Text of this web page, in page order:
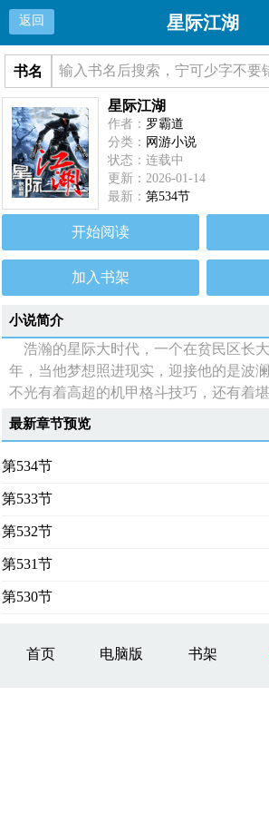
返回 星际江湖
书名
星际江湖
作者： 罗霸道
分类： 网游小说
状态：连载中
更新：2026-01-14
最新：第534节
开始阅读
加入书架
小说简介
浩瀚的星际大时代，一个在贫民区长
年，当他梦想照进现实，迎接他的是波
不光有着高超的机甲格斗技巧，还有着
最新章节预览
第534节
第533节
第532节
第531节
第530节
首页 电脑版 书架